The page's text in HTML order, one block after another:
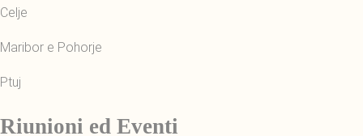
Celje
Maribor e Pohorje
Ptuj
Riunioni ed Eventi